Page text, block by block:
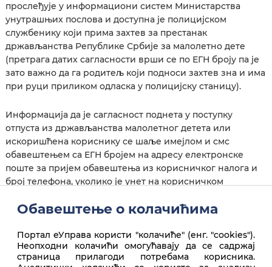
прослеђује у информациони систем Министарства
унутрашњих послова и доступна је полицијском
службенику који прима захтев за престанак
држављанства Републике Србије за малолетно дете
(претрага датих сагласности врши се по ЕГН броју па је
зато важно да га родитељ који подноси захтев зна и има
при руци приликом одласка у полицијску станицу).
Информација да је сагласност поднета у поступку
отпуста из држављанства малолетног детета или
искоришћена кориснику се шаље имејлом и смс
обавештењем са ЕГН бројем на адресу електронске
поште за пријем обавештења из корисничког налога и
број телефона, уколико је унет на корисничком
Обавештење о колачићима
Портал еУправа користи "колачиће" (енг. "cookies").
Неопходни колачићи омогућавају да се садржај
страница прилагоди потребама корисника.